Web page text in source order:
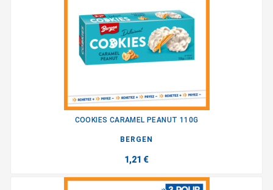
COOKIES CARAMEL PEANUT 110G
BERGEN
1,21 €